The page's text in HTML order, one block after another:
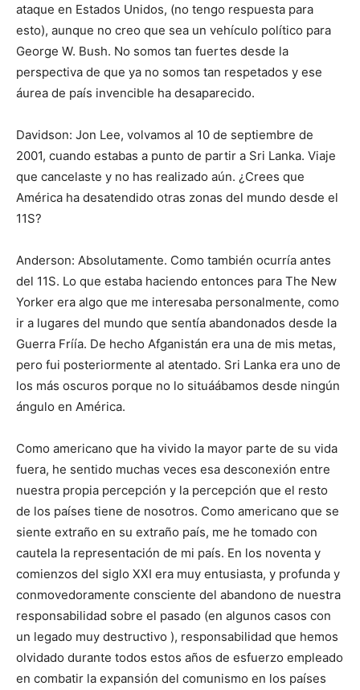
ataque en Estados Unidos, (no tengo respuesta para
esto), aunque no creo que sea un vehículo político para
George W. Bush. No somos tan fuertes desde la
perspectiva de que ya no somos tan respetados y ese
áurea de país invencible ha desaparecido.
Davidson: Jon Lee, volvamos al 10 de septiembre de
2001, cuando estabas a punto de partir a Sri Lanka. Viaje
que cancelaste y no has realizado aún. ¿Crees que
América ha desatendido otras zonas del mundo desde el
11S?
Anderson: Absolutamente. Como también ocurría antes
del 11S. Lo que estaba haciendo entonces para The New
Yorker era algo que me interesaba personalmente, como
ir a lugares del mundo que sentía abandonados desde la
Guerra Fríía. De hecho Afganistán era una de mis metas,
pero fui posteriormente al atentado. Sri Lanka era uno de
los más oscuros porque no lo situáábamos desde ningún
ángulo en América.
Como americano que ha vivido la mayor parte de su vida
fuera, he sentido muchas veces esa desconexión entre
nuestra propia percepción y la percepción que el resto
de los países tiene de nosotros. Como americano que se
siente extraño en su extraño país, me he tomado con
cautela la representación de mi país. En los noventa y
comienzos del siglo XXI era muy entusiasta, y profunda y
conmovedoramente consciente del abandono de nuestra
responsabilidad sobre el pasado (en algunos casos con
un legado muy destructivo ), responsabilidad que hemos
olvidado durante todos estos años de esfuerzo empleado
en combatir la expansión del comunismo en los países